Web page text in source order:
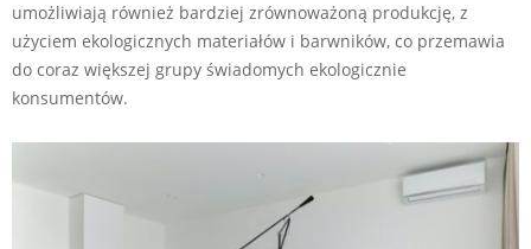
umożliwiają również bardziej zrównoważoną produkcję, z
użyciem ekologicznych materiałów i barwników, co przemawia
do coraz większej grupy świadomych ekologicznie
konsumentów.